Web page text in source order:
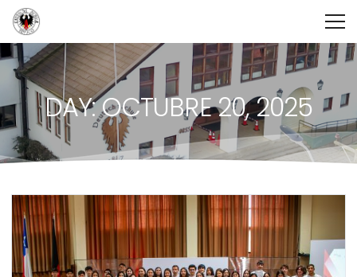
DAY: OCTUBRE 20, 2025